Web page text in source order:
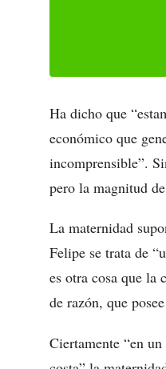
Ha dicho que
económico que
incomprensible”.
pero la magnitud
La maternidad
Felipe se trata de
es otra cosa que la
de razón, que
Ciertamente “en